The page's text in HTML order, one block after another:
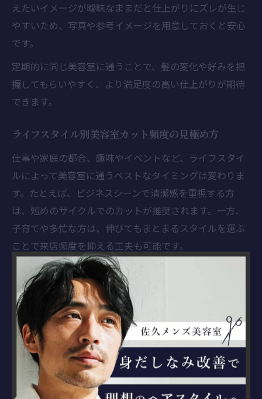
えたいイメージが曖昧なままだと仕上がりにズレが生じ
やすいため、写真や参考イメージを用意しておくと安心
です。
定期的に同じ美容室に通うことで、髪の変化や好みを把
握してもらいやすく、より満足度の高い仕上がりが期待
できます。
ライフスタイル別美容室カット頻度の見極め方
仕事や家庭の都合、趣味やイベントなど、ライフスタイ
ルによって美容室に通うベストなタイミングは変わりま
す。たとえば、ビジネスシーンで清潔感を重視する方
は、短めのサイクルでのカットが推奨されます。一方、
子育てや多忙な方は、伸びてもまとまるスタイルを選ぶ
ことで来店頻度を抑える工夫も可能です。
軽井沢町のようなリゾート地では、季節ごとのイベント
や旅行に合わせてスタイルチェンジを希望する声も多い
です。美容室では、ライフイベントや季節に合わせたカ
ットプランを提案してくれることもあります。
自分に合った頻度を見極めるには、最初に美容師とじっ
くり相談し、生活リズムや髪の悩みに合わせてプランニ
ングすることが大切です。